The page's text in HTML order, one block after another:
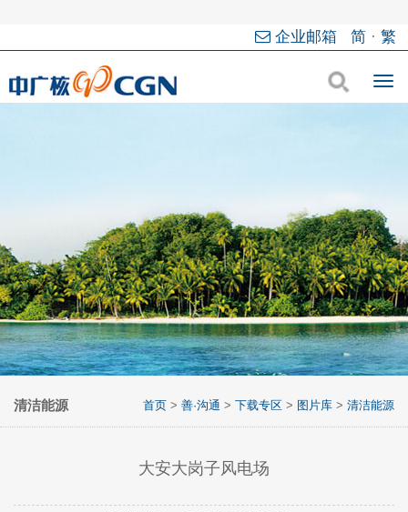
企业邮箱 简· 繁
首页 > 善·沟通 > 下载专区 > 图片库 > 清洁能源
清洁能源
大安大岗子风电场